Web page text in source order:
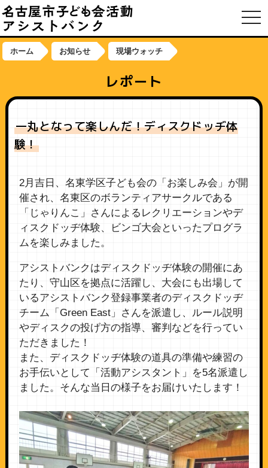
ホーム お知らせ 現場ウォッチ
レポート
一丸となって楽しんだ！ディスクドッヂ体
験！
2月吉日、名東学区子ども会の「お楽しみ会」が開
催され、名東区のボランティアサークルである
「じゃりんこ」さんによるレクリエーションやデ
ィスクドッヂ体験、ビンゴ大会といったプログラ
ムを楽しみました。
アシストバンクはディスクドッヂ体験の開催にあ
たり、守山区を拠点に活躍し、大会にも出場して
いるアシストバンク登録事業者のディスクドッヂ
チーム「Green East」さんを派遣し、ルール説明
やディスクの投げ方の指導、審判などを行ってい
ただきました！
また、ディスクドッヂ体験の道具の準備や練習の
お手伝いとして「活動アシスタント」を5名派遣し
ました。そんな当日の様子をお届けいたします！